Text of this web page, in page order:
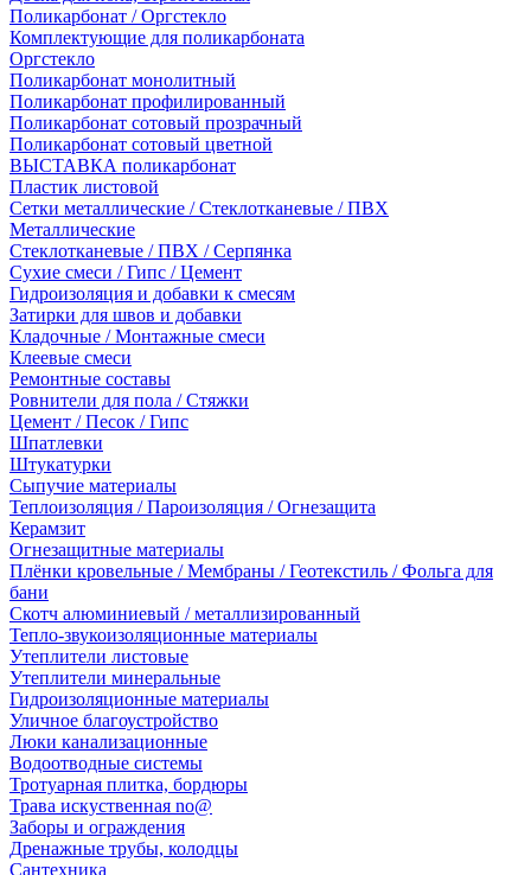
Поликарбонат / Оргстекло
Комплектующие для поликарбоната
Оргстекло
Поликарбонат монолитный
Поликарбонат профилированный
Поликарбонат сотовый прозрачный
Поликарбонат сотовый цветной
ВЫСТАВКА поликарбонат
Пластик листовой
Сетки металлические / Стеклотканевые / ПВХ
Металлические
Стеклотканевые / ПВХ / Серпянка
Сухие смеси / Гипс / Цемент
Гидроизоляция и добавки к смесям
Затирки для швов и добавки
Кладочные / Монтажные смеси
Клеевые смеси
Ремонтные составы
Ровнители для пола / Стяжки
Цемент / Песок / Гипс
Шпатлевки
Штукатурки
Сыпучие материалы
Теплоизоляция / Пароизоляция / Огнезащита
Керамзит
Огнезащитные материалы
Плёнки кровельные / Мембраны / Геотекстиль / Фольга для
бани
Скотч алюминиевый / металлизированный
Тепло-звукоизоляционные материалы
Утеплители листовые
Утеплители минеральные
Гидроизоляционные материалы
Уличное благоустройство
Люки канализационные
Водоотводные системы
Тротуарная плитка, бордюры
Трава искуственная no@
Заборы и ограждения
Дренажные трубы, колодцы
Сантехника